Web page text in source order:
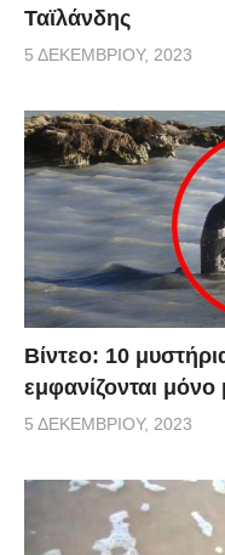
Ταϊλάνδης
5 ΔΕΚΕΜΒΡΊΟΥ, 2023
Βίντεο: 10
εμφανίζονται
5 ΔΕΚΕΜΒΡΊΟΥ, 2023